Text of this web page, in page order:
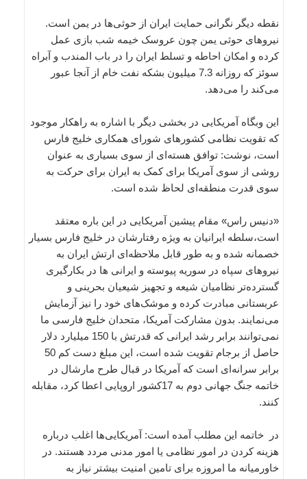
نقطه دیگر نگرانی حمایت ایران از حوثی‌ها در یمن است.
نیروهای حوثی‌ یمن چون عروسک خیمه شب بازی عمل
کرده و امکان احاطه و تسلط ایران را در باب المندب و آبراه
سوئز که روزانه 7.3 میلیون بشکه نفت خام از‌ آنجا عبور
می‌کند را می‌دهد.
این وبگاه آمریکایی در بخشی دیگر با اشاره به راهکار موجود
که تقویت نظامی کشورهای شورای همکاری خلیج فارس
است، نوشت: توافق هسته‌ای از سوی بسیاری به عنوان
روشی از سوی آمریکا برای کمک به ایران برای حرکت به
سوی قدرت منطقه‌ای لحاظ شده است.
«دنیس راس» مقام پیشین آمریکایی در این باره معتقد
است،سلطه ایرانیان به ویژه رفتارشان در خلیج فارس بسیار
خصمانه شده و به طور قابل ملاحظه‌ای ارتش ایران به
نیروهای سپاه در سوریه پیوسته و ایرانی ها در بکارگیری
گسترده‌تر نظامیان شیعه و تجهیز شیعیان بحرینی و
عربستانی مبادرت کرده و موشک‌های خود را نیز آزمایش
می‌نمایند. بدون مشارکت آمریکا، متحدان خلیج فارسی ما
نمی‌توانند برابر رشد ایرانی که قدرتش با 150 میلیارد دلار
حاصل از برجام تقویت شده است، این مبلغ دست کم 50
برابر سرانه‌ای است که آمریکا در قبال طرح مارشال در
خاتمه جنگ جهانی دوم به 17کشور اروپایی اعطا کرد، مقابله
کنند.
در خاتمه این مطلب آمده است: آمریکایی‌ها اغلب درباره
هزینه کردن در امور نظامی یا امور مدنی مردد هستند. در
خاورمیانه ما امروزه برای تامین امنیت بیشتر نیاز به